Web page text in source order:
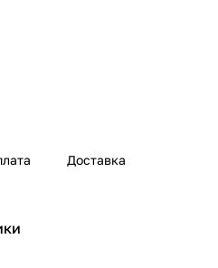
Доставка